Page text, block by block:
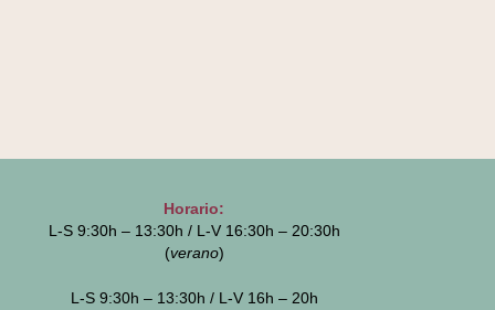
Horario:
L-S 9:30h – 13:30h / L-V 16:30h – 20:30h
(verano)
L-S 9:30h – 13:30h / L-V 16h – 20h